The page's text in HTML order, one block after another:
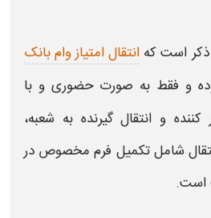
ذکر است که انتقال امتیاز وام بانک
و فقط به صورت حضوری و با
و انتقال گیرنده به شعبه،
شامل تکمیل فرم مخصوص در
است.